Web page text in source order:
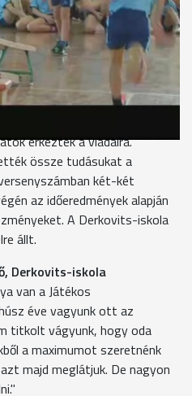
alsótagozatos gyerekekről van
szülők, nagyszülők, tanárok
Mi ennek nagyon örülünk, mert
nagyon sok befektetett
érkeztek a viadalra.
össze tudásukat a
két-két
az időeredmények alapján
A Derkovits-iskola
állt.
Derkovits-iskola
van a Játékos
éve vagyunk ott az
titkolt vágyunk, hogy oda
a maximumot szeretnénk
majd meglátjuk. De nagyon